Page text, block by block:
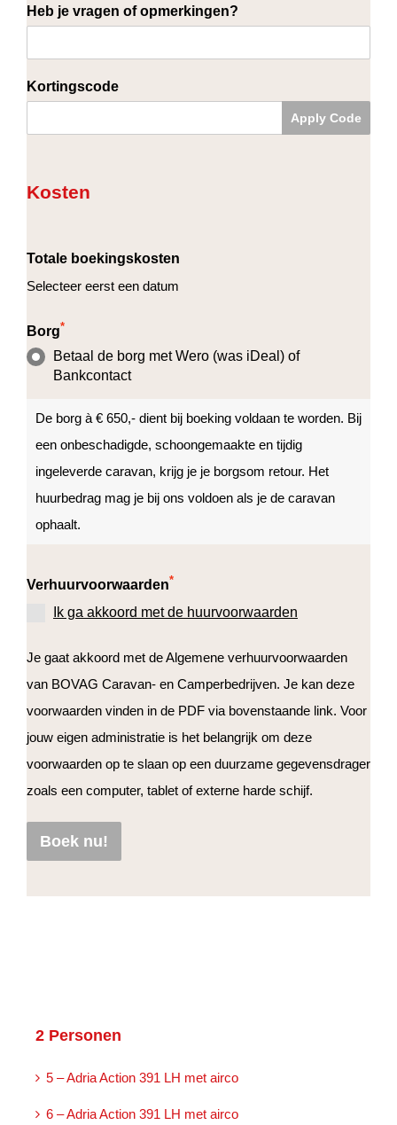
Heb je vragen of opmerkingen?
Kortingscode
Apply Code
Kosten
Totale boekingskosten
Selecteer eerst een datum
Borg*
Betaal de borg met Wero (was iDeal) of
Bankcontact
De borg à € 650,- dient bij boeking voldaan te worden. Bij
een onbeschadigde, schoongemaakte en tijdig
ingeleverde caravan, krijg je je borgsom retour. Het
huurbedrag mag je bij ons voldoen als je de caravan
ophaalt.
Verhuurvoorwaarden*
Ik ga akkoord met de huurvoorwaarden
Je gaat akkoord met de Algemene verhuurvoorwaarden
van BOVAG Caravan- en Camperbedrijven. Je kan deze
voorwaarden vinden in de PDF via bovenstaande link. Voor
jouw eigen administratie is het belangrijk om deze
voorwaarden op te slaan op een duurzame gegevensdrager
zoals een computer, tablet of externe harde schijf.
Boek nu!
2 Personen
5 – Adria Action 391 LH met airco
6 – Adria Action 391 LH met airco